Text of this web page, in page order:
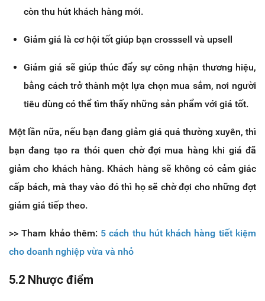
còn thu hút khách hàng mới.
Giảm giá là cơ hội tốt giúp bạn crosssell và upsell
Giảm giá sẽ giúp thúc đẩy sự công nhận thương hiệu,
bằng cách trở thành một lựa chọn mua sắm, nơi người
tiêu dùng có thể tìm thấy những sản phẩm với giá tốt.
Một lần nữa, nếu bạn đang giảm giá quá thường xuyên, thì
bạn đang tạo ra thói quen chờ đợi mua hàng khi giá đã
giảm cho khách hàng. Khách hàng sẽ không có cảm giác
cấp bách, mà thay vào đó thì họ sẽ chờ đợi cho những đợt
giảm giá tiếp theo.
>> Tham khảo thêm: 5 cách thu hút khách hàng tiết kiệm
cho doanh nghiệp vừa và nhỏ
5.2 Nhược điểm